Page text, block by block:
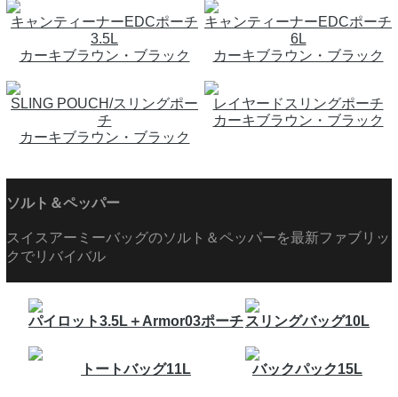
キャンティーナーEDCポーチ
3.5L
カーキブラウン・ブラック
キャンティーナーEDCポーチ
6L
カーキブラウン・ブラック
SLING POUCH/スリングポー
チ
カーキブラウン・ブラック
レイヤードスリングポーチ
カーキブラウン・ブラック
ソルト＆ペッパー
スイスアーミーバッグのソルト＆ペッパーを最新ファブリッ
クでリバイバル
パイロット3.5L＋Armor03ポーチ スリングバッグ10L
トートバッグ11L バックパック15L